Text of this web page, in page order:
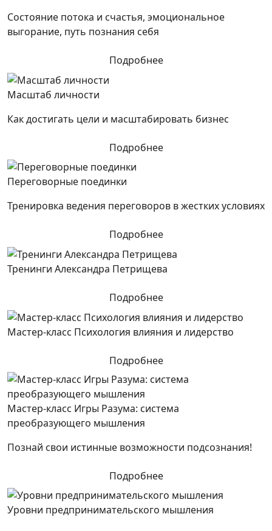
Состояние потока и счастья, эмоциональное
выгорание, путь познания себя
Подробнее
Масштаб личности
Как достигать цели и масштабировать бизнес
Подробнее
Переговорные поединки
Тренировка ведения переговоров в жестких условиях
Подробнее
Тренинги Александра Петрищева
Подробнее
Мастер-класс Психология влияния и лидерство
Подробнее
Мастер-класс Игры Разума: система
преобразующего мышления
Познай свои истинные возможности подсознания!
Подробнее
Уровни предпринимательского мышления